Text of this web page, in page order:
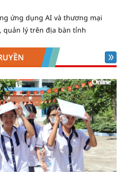
ứng dụng AI và thương mại
quản lý trên địa bàn tỉnh